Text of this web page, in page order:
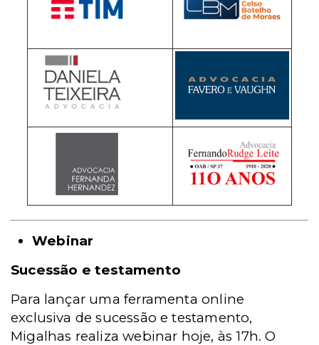
Webinar
Sucessão e testamento
Para lançar uma ferramenta online
exclusiva de sucessão e testamento,
Migalhas realiza webinar hoje, às 17h. O